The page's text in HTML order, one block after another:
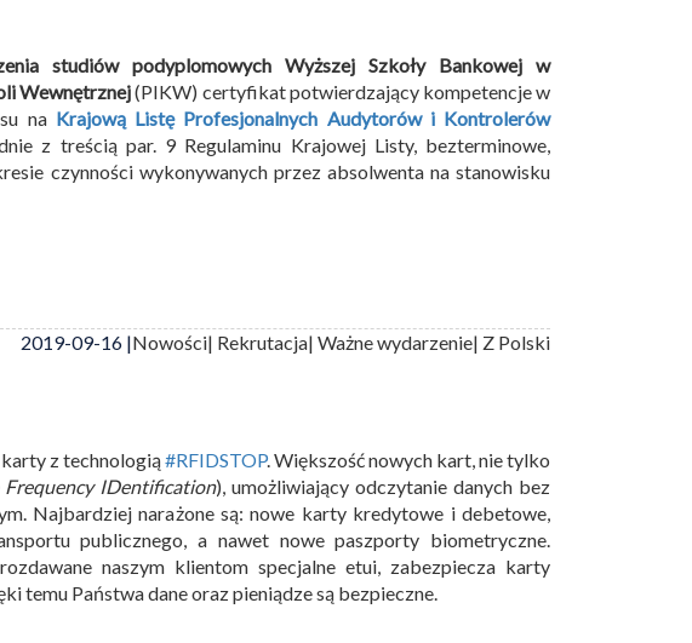
studiów podyplomowych Wyższej Szkoły Bankowej w
Wewnętrznej(PIKW) certyfikat potwierdzający kompetencje w
na Krajową Listę Profesjonalnych Audytorów i Kontrolerów
z treścią par. 9 Regulaminu Krajowej Listy, bezterminowe,
czynności wykonywanych przez absolwenta na stanowisku
2019-09-16 |Nowości| Rekrutacja| Ważne wydarzenie| Z Polski
karty z technologią#RFIDSTOP. Większość nowych kart, nie tylko
Frequency IDentification), umożliwiający odczytanie danych bez
Najbardziej narażone są: nowe karty kredytowe i debetowe,
publicznego, a nawet nowe paszporty biometryczne.
naszym klientom specjalne etui, zabezpiecza karty
temu Państwa dane oraz pieniądze są bezpieczne.